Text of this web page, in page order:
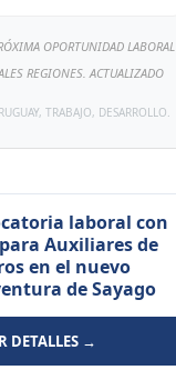
OPORTUNIDAD LABORAL
REGIONES. ACTUALIZADO
TRABAJO, DESARROLLO.
laboral con
Auxiliares de
en el nuevo
de Sayago
DETALLES →